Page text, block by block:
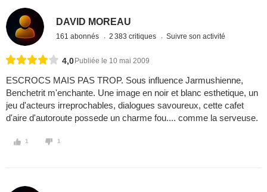
DAVID MOREAU
161 abonnés 2 383 critiques Suivre son activité
4,0 Publiée le 10 mai 2009
ESCROCS MAIS PAS TROP. Sous influence Jarmushienne,
Benchetrit m'enchante. Une image en noir et blanc esthetique, un
jeu d'acteurs irreprochables, dialogues savoureux, cette cafet
d'aire d'autoroute possede un charme fou.... comme la serveuse.
1 1